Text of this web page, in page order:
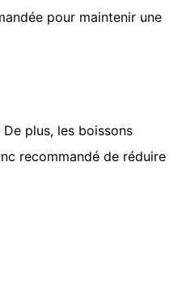
pour maintenir une
plus, les boissons
recommandé de réduire